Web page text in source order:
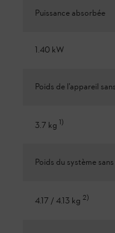
Puissance absorbée
1.40 kW
Poids de l’appareil
3.7 kg 1)
Poids du système
4.17 / 4.13 kg 2)